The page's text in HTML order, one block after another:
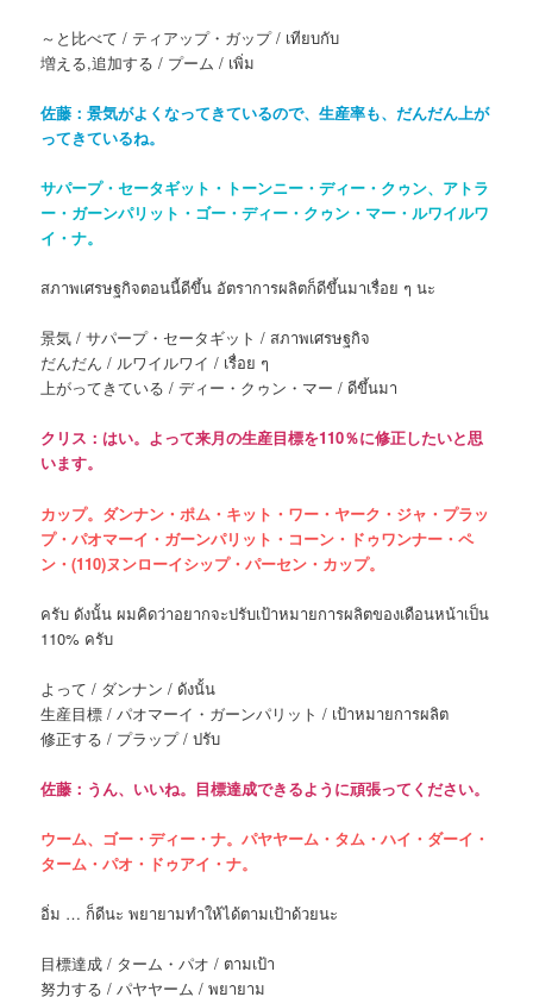
～と比べて / ティアップ・ガップ / เทียบกับ
増える,追加する / プーム / เพิ่ม
佐藤：景気がよくなってきているので、生産率も、だんだん上が
ってきているね。
サパープ・セータギット・トーンニー・ディー・クゥン、アトラ
ー・ガーンパリット・ゴー・ディー・クゥン・マー・ルワイルワ
イ・ナ。
สภาพเศรษฐกิจตอนนี้ดีขึ้น อัตราการผลิตก็ดีขึ้นมาเรื่อย ๆ นะ
景気 / サパープ・セータギット / สภาพเศรษฐกิจ
だんだん / ルワイルワイ / เรื่อย ๆ
上がってきている / ディー・クゥン・マー / ดีขึ้นมา
クリス：はい。よって来月の生産目標を110％に修正したいと思
います。
カップ。ダンナン・ポム・キット・ワー・ヤーク・ジャ・プラッ
プ・パオマーイ・ガーンパリット・コーン・ドゥワンナー・ペ
ン・(110)ヌンローイシップ・パーセン・カップ。
ครับ ดังนั้น ผมคิดว่าอยากจะปรับเป้าหมายการผลิตของเดือนหน้าเป็น
110% ครับ
よって / ダンナン / ดังนั้น
生産目標 / パオマーイ・ガーンパリット / เป้าหมายการผลิต
修正する / プラップ / ปรับ
佐藤：うん、いいね。目標達成できるように頑張ってください。
ウーム、ゴー・ディー・ナ。パヤヤーム・タム・ハイ・ダーイ・
ターム・パオ・ドゥアイ・ナ。
อิ่ม … ก็ดีนะ พยายามทำให้ได้ตามเป้าด้วยนะ
目標達成 / ターム・パオ / ตามเป้า
努力する / パヤヤーム / พยายาม